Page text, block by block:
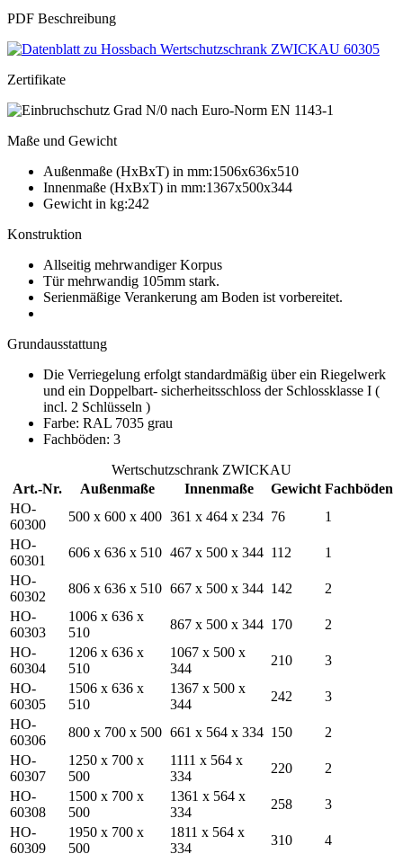
PDF Beschreibung
Zertifikate
Maße und Gewicht
Außenmaße (HxBxT) in mm:1506x636x510
Innenmaße (HxBxT) in mm:1367x500x344
Gewicht in kg:242
Konstruktion
Allseitig mehrwandiger Korpus
Tür mehrwandig 105mm stark.
Serienmäßige Verankerung am Boden ist vorbereitet.
Grundausstattung
Die Verriegelung erfolgt standardmäßig über ein Riegelwerk
und ein Doppelbart- sicherheitsschloss der Schlossklasse I (
incl. 2 Schlüsseln )
Farbe: RAL 7035 grau
Fachböden: 3
Wertschutzschrank ZWICKAU
Art.-Nr.
Außenmaße Innenmaße Gewicht Fachböden
HO-
60300
500 x 600 x 400 361 x 464 x 234 76
1
HO-
60301
606 x 636 x 510 467 x 500 x 344 112
1
HO-
60302
806 x 636 x 510 667 x 500 x 344 142
2
HO-
60303
1006 x 636 x
510
867 x 500 x 344 170
2
HO-
60304
1206 x 636 x
510
1067 x 500 x
344
210
3
HO-
60305
1506 x 636 x
510
1367 x 500 x
344
242
3
HO-
60306
800 x 700 x 500 661 x 564 x 334 150
2
HO-
60307
1250 x 700 x
500
1111 x 564 x
334
220
2
HO-
60308
1500 x 700 x
500
1361 x 564 x
334
258
3
HO-
60309
1950 x 700 x
500
1811 x 564 x
334
310 4